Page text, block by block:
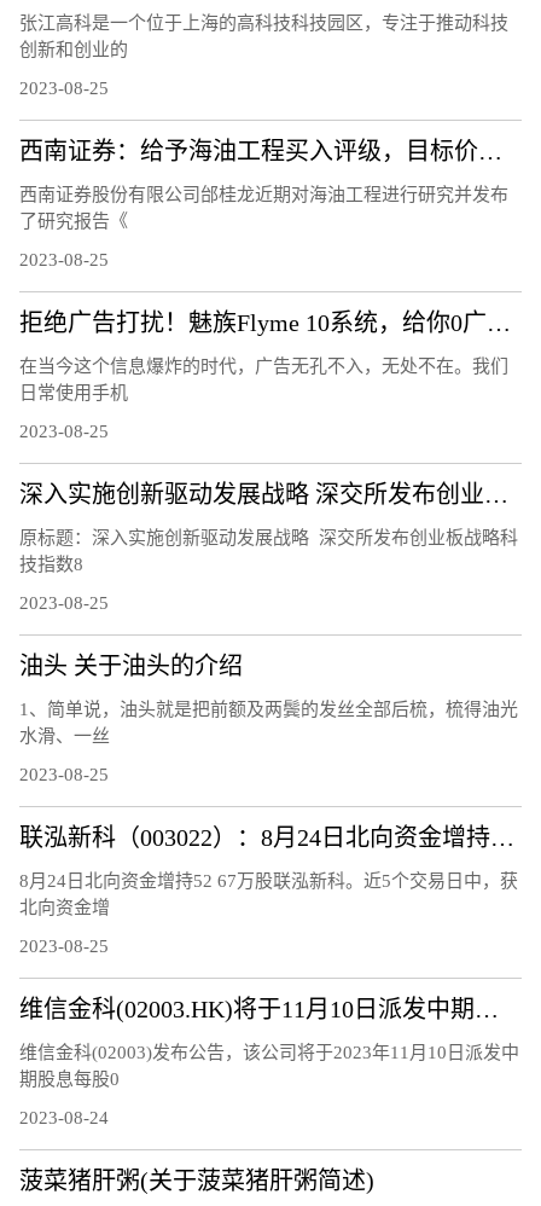
张江高科是一个位于上海的高科技科技园区，专注于推动科技
创新和创业的
2023-08-25
西南证券：给予海油工程买入评级，目标价位9.3元
西南证券股份有限公司邰桂龙近期对海油工程进行研究并发布
了研究报告《
2023-08-25
拒绝广告打扰！魅族Flyme 10系统，给你0广告的清爽体验！
在当今这个信息爆炸的时代，广告无孔不入，无处不在。我们
日常使用手机
2023-08-25
深入实施创新驱动发展战略 深交所发布创业板战略科技指数
原标题：深入实施创新驱动发展战略 深交所发布创业板战略科
技指数8
2023-08-25
油头 关于油头的介绍
1、简单说，油头就是把前额及两鬓的发丝全部后梳，梳得油光
水滑、一丝
2023-08-25
联泓新科（003022）：8月24日北向资金增持52.67万股
8月24日北向资金增持52 67万股联泓新科。近5个交易日中，获
北向资金增
2023-08-25
维信金科(02003.HK)将于11月10日派发中期股息每股0.15港元
维信金科(02003)发布公告，该公司将于2023年11月10日派发中
期股息每股0
2023-08-24
菠菜猪肝粥(关于菠菜猪肝粥简述)